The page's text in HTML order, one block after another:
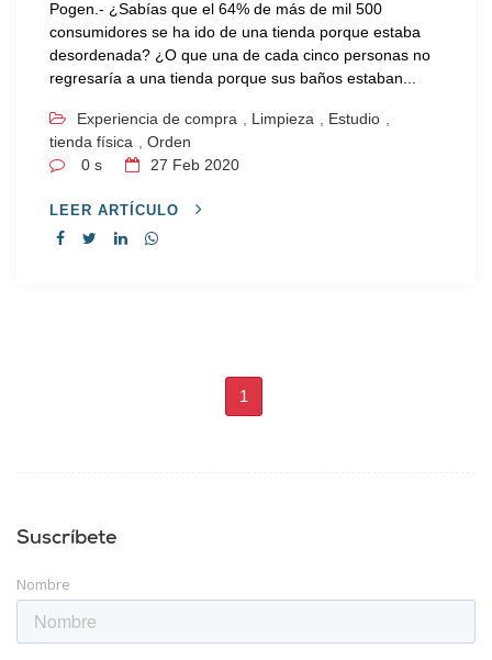
Pogen.- ¿Sabías que el 64% de más de mil 500
consumidores se ha ido de una tienda porque estaba
desordenada? ¿O que una de cada cinco personas no
regresaría a una tienda porque sus baños estaban...
Experiencia de compra Limpieza Estudio
tienda física
Orden
0 s
27 Feb 2020
LEER ARTÍCULO
1
Suscríbete
Nombre